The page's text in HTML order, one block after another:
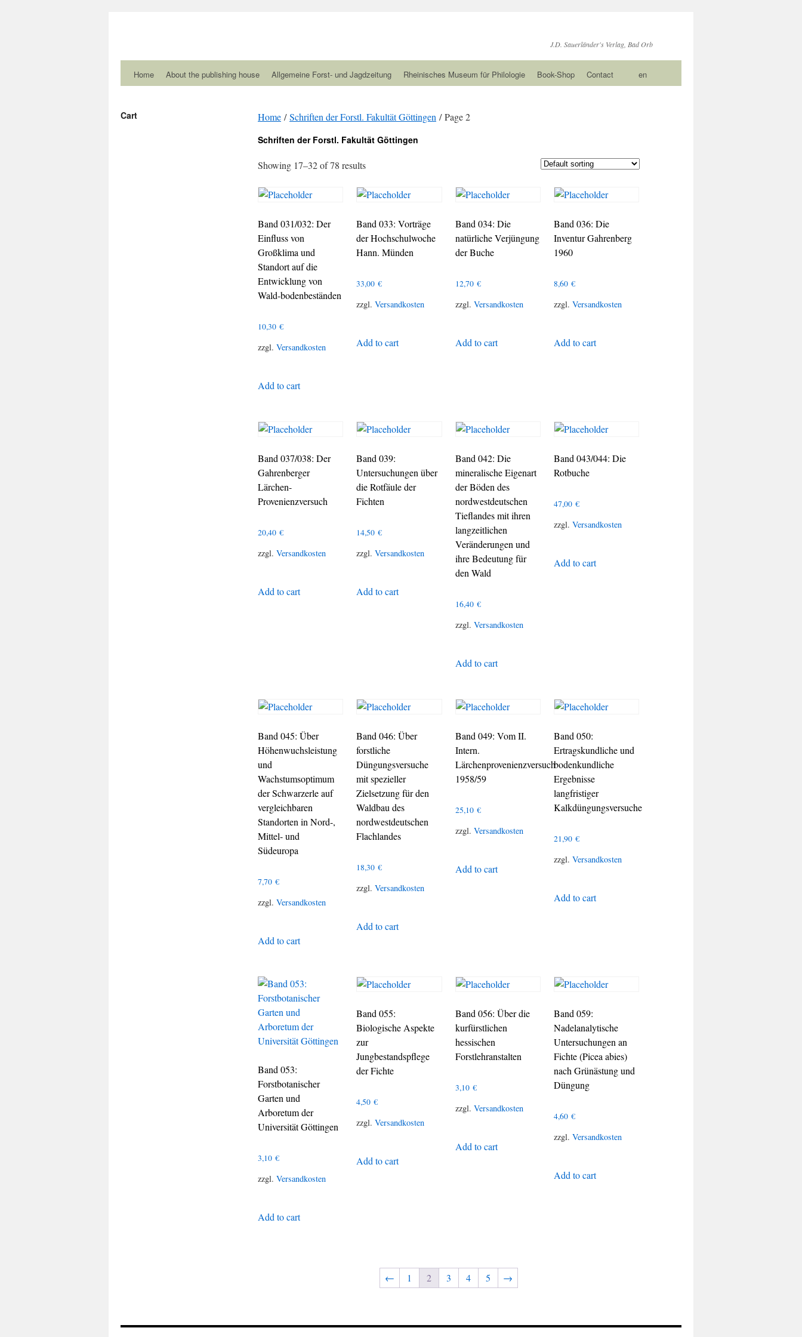
J.D. Sauerländer's Verlag, Bad Orb
Home About the publishing house Allgemeine Forst- und Jagdzeitung Rheinisches Museum für Philologie Book-Shop Contact en
Home /Schriften der Forstl. Fakultät Göttingen / Page 2
Schriften der Forstl. Fakultät Göttingen
Showing 17–32 of 78 results
Band 031/032: Der
Einfluss von
Großklima und
Standort auf die
Entwicklung von
Wald-bodenbeständen
10,30 €
zzgl. Versandkosten
Add to cart
Band 033: Vorträge
der Hochschulwoche
Hann. Münden
33,00€
zzgl.Versandkosten
Add to cart
Band 034: Die
natürliche Verjüngung
der Buche
12,70 €
zzgl. Versandkosten
Add to cart
Band 036: Die
Inventur Gahrenberg
1960
8,60€
zzgl.Versandkosten
Add to cart
Band 037/038: Der
Gahrenberger
Lärchen-
Provenienzversuch
20,40 €
zzgl. Versandkosten
Add to cart
Band 039:
Untersuchungen über
die Rotfäule der
Fichten
14,50€
zzgl.Versandkosten
Add to cart
Band 042: Die
mineralische Eigenart
der Böden des
nordwestdeutschen
Tieflandes mit ihren
langzeitlichen
Veränderungen und
ihre Bedeutung für
den Wald
16,40 €
zzgl. Versandkosten
Add to cart
Band 043/044: Die
Rotbuche
47,00€
zzgl.Versandkosten
Add to cart
Band 045: Über
Höhenwuchsleistung
und
Wachstumsoptimum
der Schwarzerle auf
vergleichbaren
Standorten in Nord-,
Mittel- und
Südeuropa
7,70 €
zzgl. Versandkosten
Add to cart
Band 046: Über
forstliche
Düngungsversuche
mit spezieller
Zielsetzung für den
Waldbau des
nordwestdeutschen
Flachlandes
18,30€
zzgl.Versandkosten
Add to cart
Band 049: Vom II.
Intern.
Lärchenprovenienzversuch
1958/59
25,10 €
zzgl. Versandkosten
Add to cart
Band 050:
Ertragskundliche und
bodenkundliche
Ergebnisse
langfristiger
Kalkdüngungsversuche
21,90€
zzgl.Versandkosten
Add to cart
Band 053:
Forstbotanischer
Garten und
Arboretum der
Universität Göttingen
3,10 €
zzgl. Versandkosten
Add to cart
Band 055:
Biologische Aspekte
zur
Jungbestandspflege
der Fichte
4,50€
zzgl.Versandkosten
Add to cart
Band 056: Über die
kurfürstlichen
hessischen
Forstlehranstalten
3,10 €
zzgl. Versandkosten
Add to cart
Band 059:
Nadelanalytische
Untersuchungen an
Fichte (Picea abies)
nach Grünästung und
Düngung
4,60€
zzgl.Versandkosten
Add to cart
← 1 2 3 4 5 →
Cart